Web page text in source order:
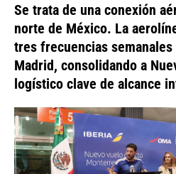
Se trata de una conexión
norte de México. La
tres frecuencias
Madrid, consolidando a
logístico clave de alcance